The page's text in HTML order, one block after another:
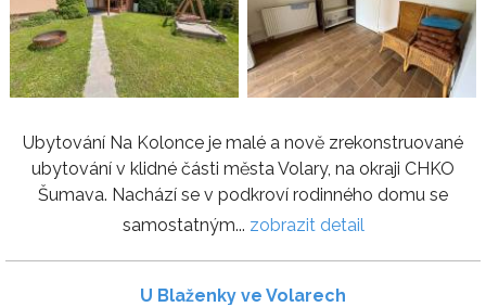
Ubytování Na Kolonce je malé a nově zrekonstruované
ubytování v klidné části města Volary, na okraji CHKO
Šumava. Nachází se v podkroví rodinného domu se
samostatným... zobrazit detail
U Blaženky ve Volarech